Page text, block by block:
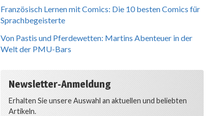
Französisch Lernen mit Comics: Die 10 besten Comics für
Sprachbegeisterte
Von Pastis und Pferdewetten: Martins Abenteuer in der
Welt der PMU-Bars
Newsletter-Anmeldung
Erhalten Sie unsere Auswahl an aktuellen und beliebten
Artikeln.